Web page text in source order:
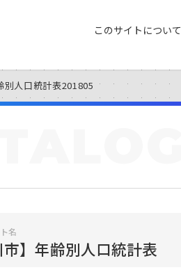
このサイトについて
別人口統計表201805
名
市】年齢別人口統計表